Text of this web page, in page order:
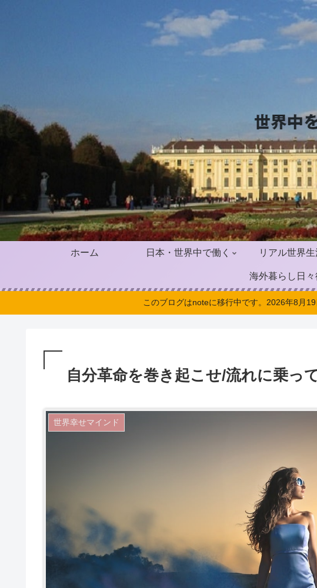
ホーム 日本・世界中で働く リアル世界
海外暮らし日々
このブログはnoteに移行中です。2026年8月
自分革命を巻き起こせ/流れに乗っ
世界幸せマインド